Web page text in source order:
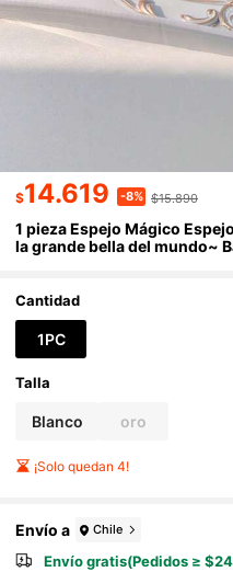
$14.619 -8% $15.890
1 pieza Espejo Mágico
la grande bella del mundo~
Cantidad
1PC
Talla
Blanco oro
¡Solo quedan 4!
Envío a Chile
Envío gratis(Pedidos ≥